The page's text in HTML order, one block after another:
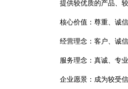
提供较优质的产品、
核心价值：尊重、诚
经营理念：客户、诚
服务理念：真诚、专
企业愿景：成为较受